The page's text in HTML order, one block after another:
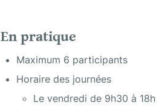
En pratique
Maximum 6 participants
Horaire des journées
Le vendredi de 9h30 à 18h